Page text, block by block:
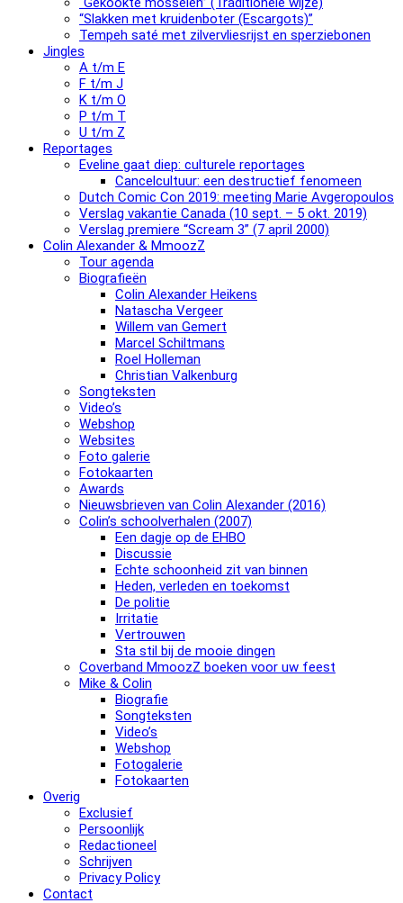
“Slak­ken met krui­den­bo­ter (Escargots)”
Tempeh saté met zilvervliesrijst en sperziebonen
Jingles
A t/m E
F t/m J
K t/m O
P t/m T
U t/m Z
Reportages
Eveline gaat diep: culturele reportages
Cancelcultuur: een destructief fenomeen
Dutch Comic Con 2019: meeting Marie Avgeropoulos
Verslag vakantie Canada (10 sept. – 5 okt. 2019)
Verslag premiere “Scream 3” (7 april 2000)
Colin Alexander & MmoozZ
Tour agenda
Biografieën
Colin Alexander Heikens
Natascha Vergeer
Willem van Gemert
Marcel Schiltmans
Roel Holleman
Christian Valkenburg
Songteksten
Video’s
Webshop
Websites
Foto galerie
Fotokaarten
Awards
Nieuwsbrieven van Colin Alexander (2016)
Colin’s schoolverhalen (2007)
Een dagje op de EHBO
Discussie
Echte schoonheid zit van binnen
Heden, verleden en toekomst
De politie
Irritatie
Vertrouwen
Sta stil bij de mooie dingen
Coverband MmoozZ boeken voor uw feest
Mike & Colin
Biografie
Songteksten
Video’s
Webshop
Fotogalerie
Fotokaarten
Overig
Exclusief
Persoonlijk
Redactioneel
Schrijven
Privacy Policy
Contact